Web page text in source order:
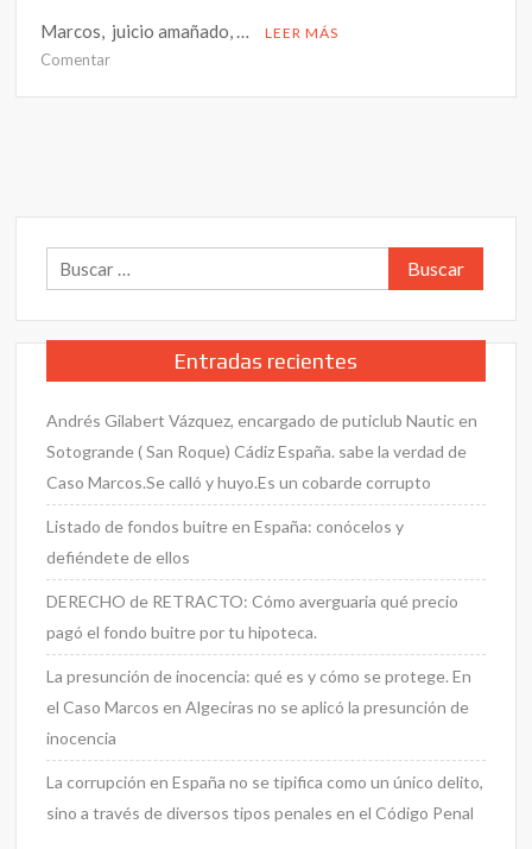
Marcos, juicio amañado, …
LEER MÁS
Comentaren
para
con
la
corrupción
judicial,
fiscalia,
y
se
haga
justicia
Marcos.
Condenado
siendo
inocente
Buscar:
Entradas recientes
Andrés Gilabert Vázquez, encargado de puticlub Nautic en
Sotogrande ( San Roque) Cádiz España. sabe la verdad de
Caso Marcos.Se calló y huyo.Es un cobarde corrupto
Listado de fondos buitre en España: conócelos y
defiéndete de ellos
DERECHO de RETRACTO: Cómo averguaria qué precio
pagó el fondo buitre por tu hipoteca.
La presunción de inocencia: qué es y cómo se protege. En
el Caso Marcos en Algeciras no se aplicó la presunción de
inocencia
La corrupción en España no se tipifica como un único delito,
sino a través de diversos tipos penales en el Código Penal